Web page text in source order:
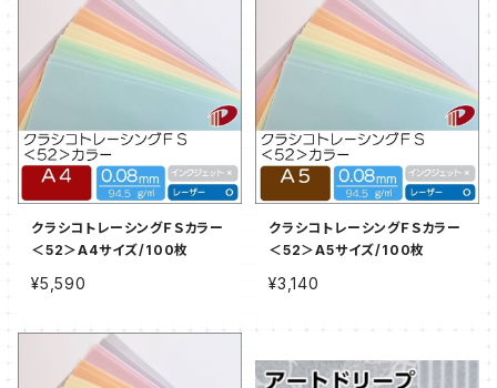
クラシコトレーシングＦＳカラー
＜52＞A4サイズ/100枚
¥5,590
クラシコトレーシングＦＳカラー
＜52＞A5サイズ/100枚
¥3,140